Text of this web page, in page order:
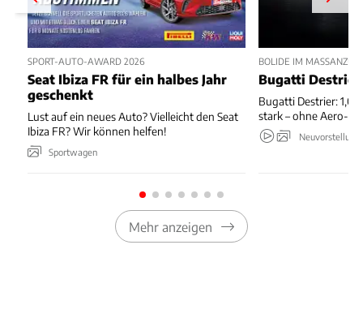
SPORT-AUTO-AWARD 2026
Seat Ibiza FR für ein halbes Jahr
geschenkt
Lust auf ein neues Auto? Vielleicht den Seat
Ibiza FR? Wir können helfen!
Sportwagen
BOLIDE IM MASSANZUG
Bugatti
Bugatti Destrier: 1,00
stark – ohne Aero-
Mehr anzeigen